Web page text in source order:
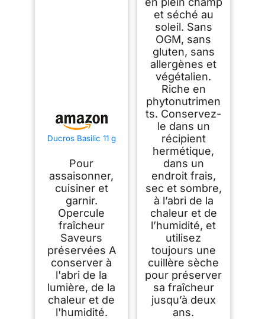
Ducros Basilic 11 g
Pour
assaisonner,
cuisiner et
garnir.
Opercule
fraîcheur
Saveurs
préservées A
conserver à
l'abri de la
lumière, de la
chaleur et de
l'humidité.
et séché au
soleil. Sans
OGM, sans
gluten, sans
allergènes et
végétalien.
Riche en
phytonutrimen
ts. Conservez-
le dans un
récipient
hermétique,
dans un
endroit frais,
sec et sombre,
à l’abri de la
chaleur et de
l’humidité, et
utilisez
toujours une
cuillère sèche
pour préserver
sa fraîcheur
jusqu’à deux
ans.